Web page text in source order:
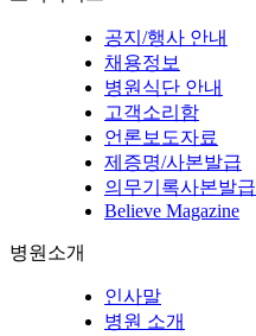
공지/행사 안내
채용정보
병원식단 안내
고객소리함
언론보도자료
제증명/사본발급
의무기록사본발급
Believe Magazine
병원소개
인사말
병원 소개